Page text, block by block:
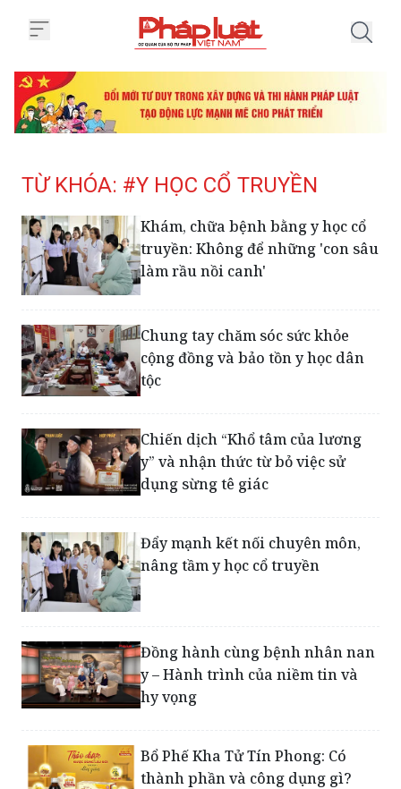
TỪ KHÓA: #Y HỌC CỔ TRUYỀN
Khám, chữa bệnh bằng y học cổ
truyền: Không để những 'con sâu
làm rầu nồi canh'
Chung tay chăm sóc sức khỏe
cộng đồng và bảo tồn y học dân
tộc
Chiến dịch “Khổ tâm của lương
y” và nhận thức từ bỏ việc sử
dụng sừng tê giác
Đẩy mạnh kết nối chuyên môn,
nâng tầm y học cổ truyền
Đồng hành cùng bệnh nhân nan
y – Hành trình của niềm tin và
hy vọng
Bổ Phế Kha Tử Tín Phong: Có
thành phần và công dụng gì?